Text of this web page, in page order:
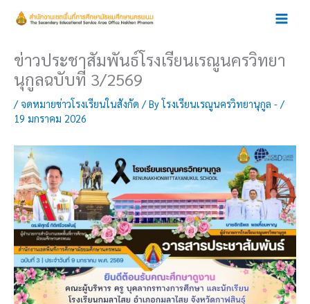
ข่าวประชาสัมพันธ์โรงเรียนเรณูนครวิทยา
นุกูลฉบับที่ 3/2569
/จดหมายข่าวโรงเรียนในสังกัด / Byโรงเรียนเรณูนครวิทยานุกูล - /
19 มกราคม 2026